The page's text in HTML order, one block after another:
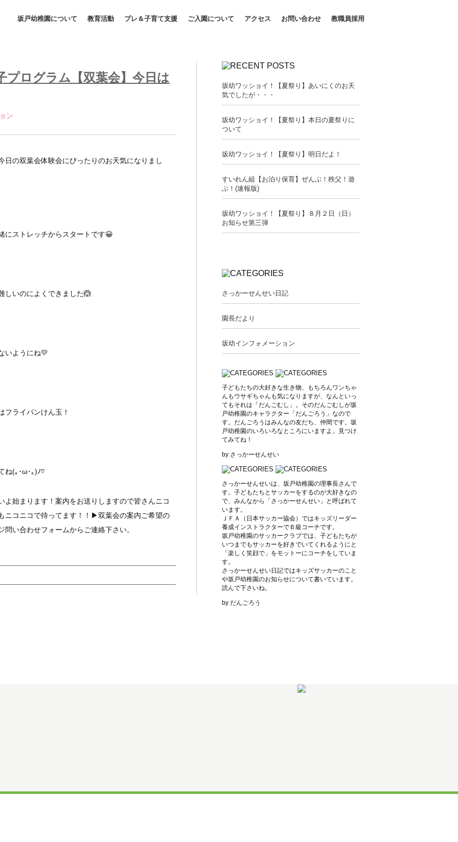
坂戸幼稚園について 教育活動 プレ＆子育て支援 ご入園について アクセス お問い合わせ 教職員採用
プログラム【双葉会】今日は
ン
日の双葉会体験会にぴったりのお天気になりまし
にストレッチからスタートです😀
しいのによくできました🙆
いようにね💛
フライパンけん玉！
ね(｡･ω･｡)ﾉ♡
よ始まります！案内をお送りしますので皆さんニコ
ニコニコで待ってます！！▶双葉会の案内ご希望の
い合わせフォームからご連絡下さい。
坂幼ワッショイ！【夏祭り】あいにくのお天
気でしたが・・・
坂幼ワッショイ！【夏祭り】本日の夏祭りに
ついて
坂幼ワッショイ！【夏祭り】明日だよ！
すいれん組【お泊り保育】ぜんぶ！秩父！遊
ぶ！(速報版)
坂幼ワッショイ！【夏祭り】８月２日（日）
お知らせ第三弾
さっかーせんせい日記
園長だより
坂幼インフォメーション
子どもたちの大好きな生き物、もちろんワンちゃ
んもウサギちゃんも気になりますが、なんといっ
てもそれは「だんごむし」。そのだんごむしが坂
戸幼稚園のキャラクター「だんごろう」なので
す。だんごろうはみんなの友だち、仲間です。坂
戸幼稚園のいろいろなところにいますよ。見つけ
てみてね！
by さっかーせんせい
さっかーせんせいは、坂戸幼稚園の理事長さんで
す。子どもたちとサッカーをするのが大好きなの
で、みんなから「さっかーせんせい」と呼ばれて
います。
ＪＦＡ（日本サッカー協会）ではキッズリーダー
養成インストラクターでＢ級コーチです。
坂戸幼稚園のサッカークラブでは、子どもたちが
いつまでもサッカーを好きでいてくれるようにと
「楽しく笑顔で」をモットーにコーチをしていま
す。
さっかーせんせい日記ではキッズサッカーのこと
や坂戸幼稚園のお知らせについて書いています。
読んで下さいね。
by だんごろう